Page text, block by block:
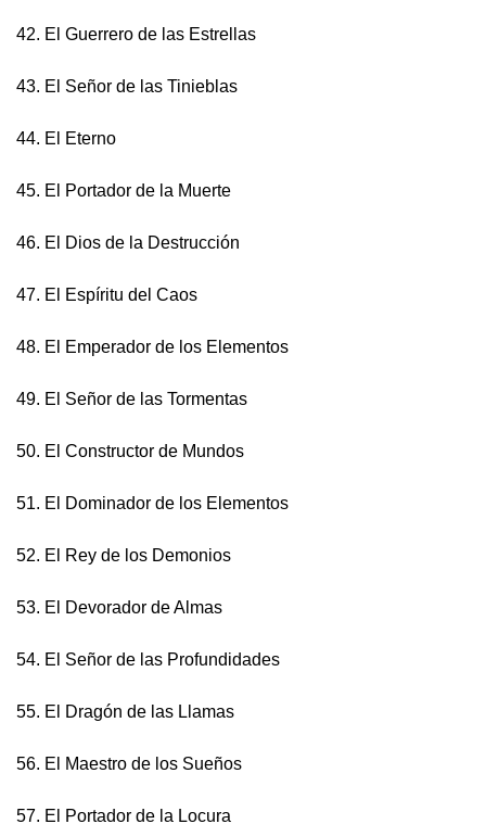
42. El Guerrero de las Estrellas
43. El Señor de las Tinieblas
44. El Eterno
45. El Portador de la Muerte
46. El Dios de la Destrucción
47. El Espíritu del Caos
48. El Emperador de los Elementos
49. El Señor de las Tormentas
50. El Constructor de Mundos
51. El Dominador de los Elementos
52. El Rey de los Demonios
53. El Devorador de Almas
54. El Señor de las Profundidades
55. El Dragón de las Llamas
56. El Maestro de los Sueños
57. El Portador de la Locura